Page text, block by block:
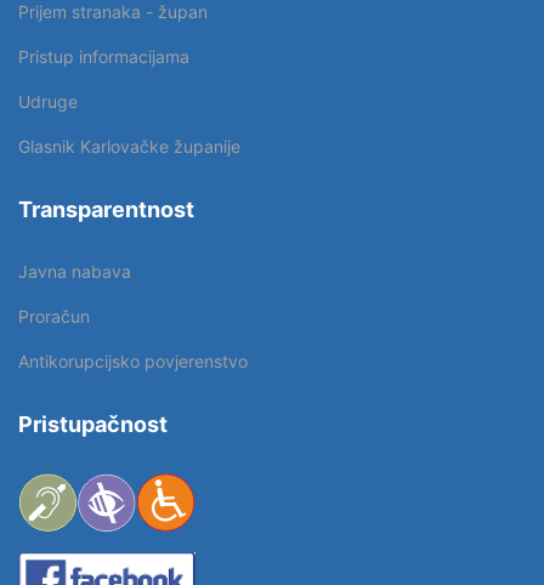
Prijem stranaka - župan
Pristup informacijama
Udruge
Glasnik Karlovačke županije
Transparentnost
Javna nabava
Proračun
Antikorupcijsko povjerenstvo
Pristupačnost